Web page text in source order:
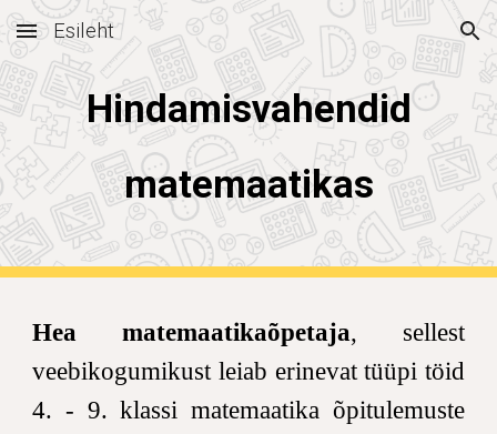
Skip to main content Skip to navigation
Esileht
Hindamisvahendid
matemaatikas
Hea matemaatikaõpetaja, sellest
veebikogumikust leiab erinevat tüüpi töid
4. - 9. klassi matemaatika õpitulemuste